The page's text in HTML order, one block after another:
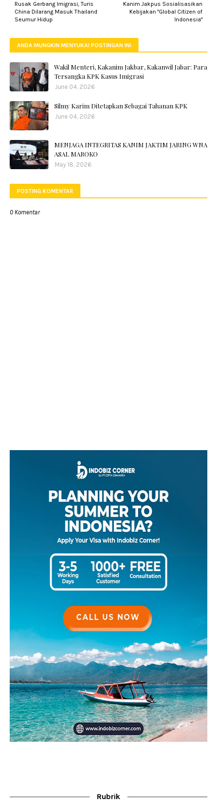
Kanim Jakpus Sosialisasikan
Kebijakan "Global Citizen of
Indonesia"
Rusak Gerbang Imigrasi, Turis
China Dilarang Masuk Thailand
Seumur Hidup
ANDA MUNGKIN MENYUKAI POSTINGAN INI
Wakil Menteri, Kakanim Jakbar, Kakanwil Jabar: Para
Tersangka KPK Kasus Imigrasi
June 04, 2026
Silmy Karim Ditetapkan Sebagai Tahanan KPK
June 04, 2026
MENJAGA INTEGRITAS KANIM JAKTIM JARING WNA
ASAL MAROKO
May 18, 2026
POSTING KOMENTAR
0 Komentar
Rubrik